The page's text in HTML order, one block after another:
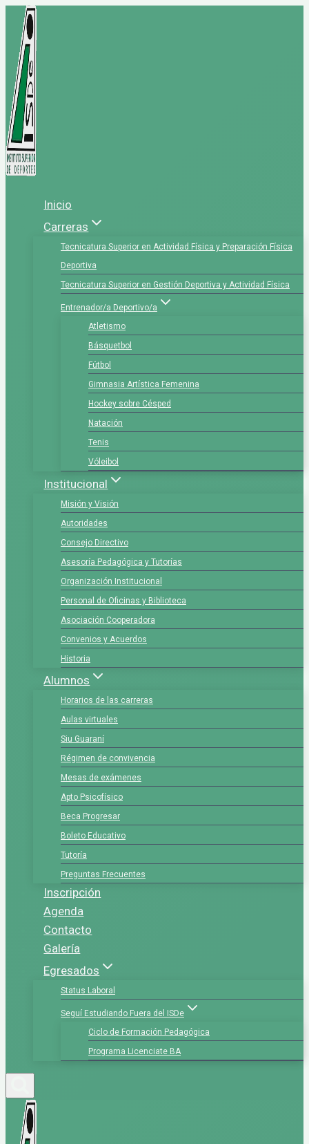
Saltar
contenido
Inicio
Carreras
Tecnicatura Superior en Actividad Física y Preparación Física
Deportiva
Tecnicatura Superior en Gestión Deportiva y Actividad Física
Entrenador/a Deportivo/a
Atletismo
Básquetbol
Fútbol
Gimnasia Artística Femenina
Hockey sobre Césped
Natación
Tenis
Vóleibol
Institucional
Misión y Visión
Autoridades
Consejo Directivo
Asesoría Pedagógica y Tutorías
Organización Institucional
Personal de Oficinas y Biblioteca
Asociación Cooperadora
Convenios y Acuerdos
Historia
Alumnos
Horarios de las carreras
Aulas virtuales
Siu Guaraní
Régimen de convivencia
Mesas de exámenes
Apto Psicofísico
Beca Progresar
Boleto Educativo
Tutoría
Preguntas Frecuentes
Inscripción
Agenda
Contacto
Galería
Egresados
Status Laboral
Seguí Estudiando Fuera del ISDe
Ciclo de Formación Pedagógica
Programa Licenciate BA